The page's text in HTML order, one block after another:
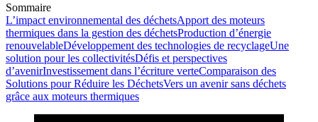
Sommaire
L’impact environnemental des déchetsApport des moteurs
thermiques dans la gestion des déchetsProduction d’énergie
renouvelableDéveloppement des technologies de recyclageUne
solution pour les collectivitésDéfis et perspectives
d’avenirInvestissement dans l’écriture verteComparaison des
Solutions pour Réduire les DéchetsVers un avenir sans déchets
grâce aux moteurs thermiques